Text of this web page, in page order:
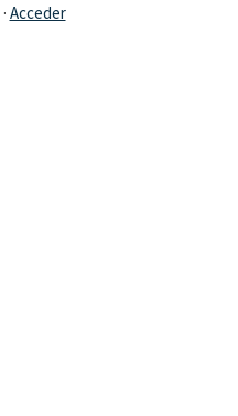
· Acceder